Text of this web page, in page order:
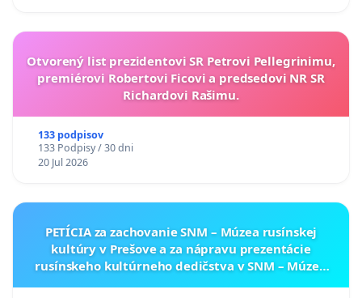
Otvorený list prezidentovi SR Petrovi Pellegrinimu,
premiérovi Robertovi Ficovi a predsedovi NR SR
Richardovi Rašimu.
133 podpisov
133 Podpisy / 30 dni
20 Jul 2026
PETÍCIA za zachovanie SNM – Múzea rusínskej
kultúry v Prešove a za nápravu prezentácie
rusínskeho kultúrneho dedičstva v SNM – Múzeu